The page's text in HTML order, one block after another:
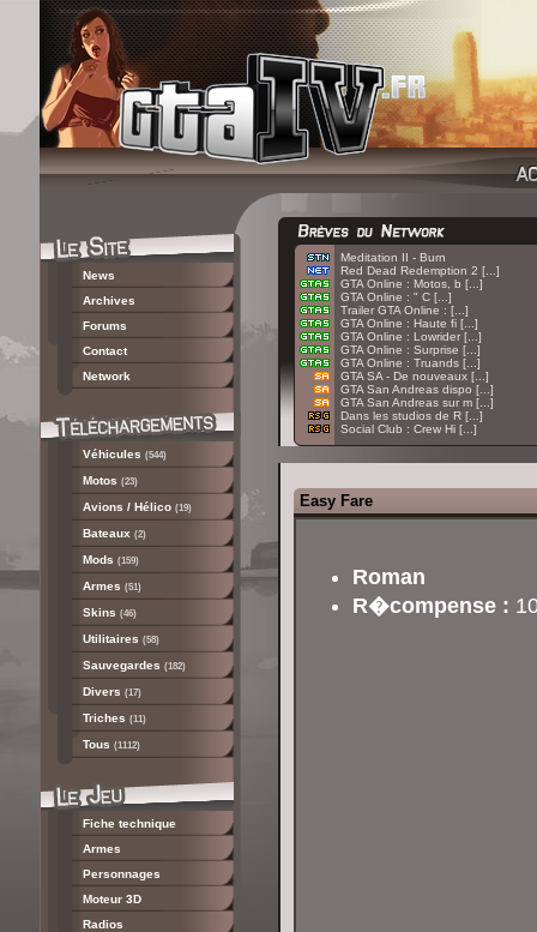
News
Archives
Forums
Contact
Network
Véhicules (544)
Motos (23)
Avions / Hélico (19)
Bateaux (2)
Mods (159)
Armes (51)
Skins (46)
Utilitaires (58)
Sauvegardes (182)
Divers (17)
Triches (11)
Tous (1112)
Fiche technique
Armes
Personnages
Moteur 3D
Radios
Meditation II - Burn
Red Dead Redemption 2 [...]
GTA Online : Motos, b [...]
GTA Online : " C [...]
Trailer GTA Online : [...]
GTA Online : Haute fi [...]
GTA Online : Lowrider [...]
GTA Online : Surprise [...]
GTA Online : Truands [...]
GTA SA - De nouveaux [...]
GTA San Andreas dispo [...]
GTA San Andreas sur m [...]
Dans les studios de R [...]
Social Club : Crew Hi [...]
Easy Fare
Roman
R�compense :